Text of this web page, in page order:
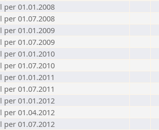
per 01.01.2008
per 01.07.2008
per 01.01.2009
per 01.07.2009
per 01.01.2010
per 01.07.2010
per 01.01.2011
per 01.07.2011
per 01.01.2012
per 01.04.2012
per 01.07.2012